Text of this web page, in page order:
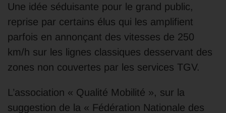
Une idée séduisante pour le grand public,
reprise par certains élus qui les amplifient
parfois en annonçant des vitesses de 250
km/h sur les lignes classiques desservant des
zones non couvertes par les services TGV.
L’association « Qualité Mobilité », sur la
suggestion de la « Fédération Nationale des